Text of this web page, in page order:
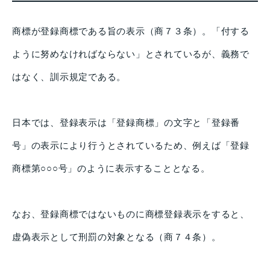
商標が登録商標である旨の表示（商７３条）。「付する
ように努めなければならない」とされているが、義務で
はなく、訓示規定である。
日本では、登録表示は「登録商標」の文字と「登録番
号」の表示により行うとされているため、例えば「登録
商標第○○○号」のように表示することとなる。
なお、登録商標ではないものに商標登録表示をすると、
虚偽表示として刑罰の対象となる（商７４条）。